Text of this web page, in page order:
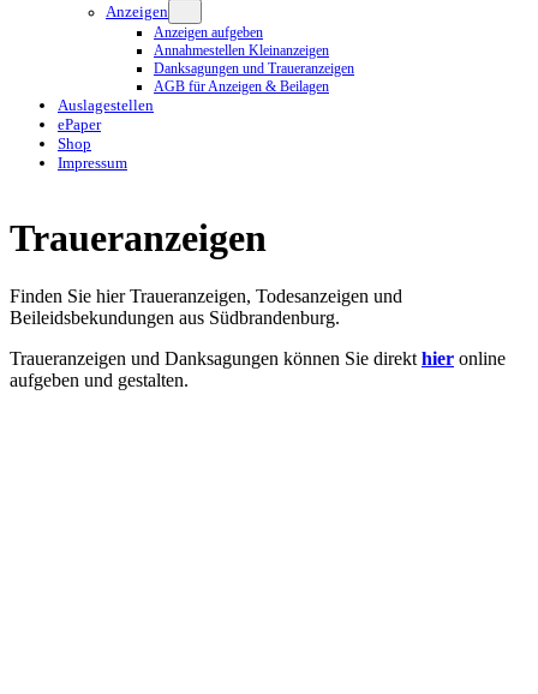
Anzeigen
Anzeigen aufgeben
Annahmestellen Kleinanzeigen
Danksagungen und Traueranzeigen
AGB für Anzeigen & Beilagen
Auslagestellen
ePaper
Shop
Impressum
Traueranzeigen
Finden Sie hier Traueranzeigen, Todesanzeigen und
Beileidsbekundungen aus Südbrandenburg.
Traueranzeigen und Danksagungen können Sie direkt hier online
aufgeben und gestalten.